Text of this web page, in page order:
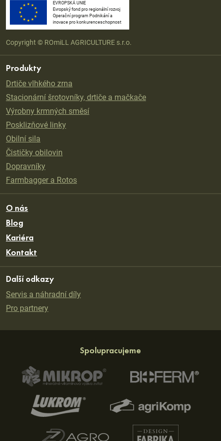
EVROPSKÁ UNIE
Evropský fond pro regionální rozvoj
Operační program Podnikání a
inovace pro konkurenceschopnost
Copyright © ROmiLL AGRICULTURE s.r.o.
Produkty
Drtiče vlhkého zrna
Stacionární šrotovníky, drtiče a mačkače
Výrobny krmných směsí
Posklizňové linky
Obilní sila
Čističky obilovin
Dopravníky
Farmbagger a Rotos
O nás
Blog
Kariéra
Kontakt
Další odkazy
Servis a náhradní díly
Pro partnery
Spolupracujeme